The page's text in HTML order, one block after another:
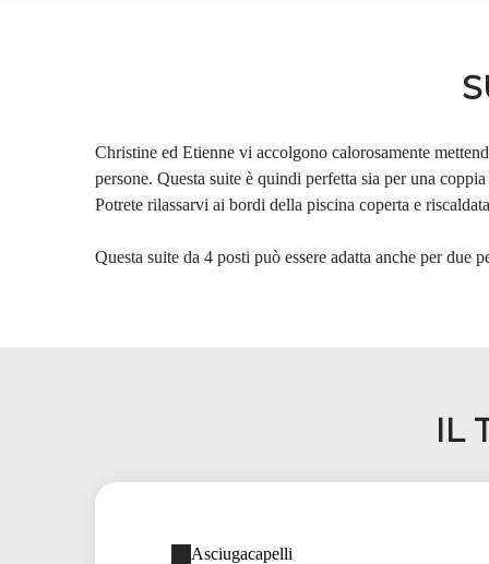
Christine ed Etienne vi accolgono calorosamente
persone. Questa suite è quindi perfetta sia per una
Potrete rilassarvi ai bordi della piscina coperta e
Questa suite da 4 posti può essere adatta anche per due
IL
Asciugacapelli